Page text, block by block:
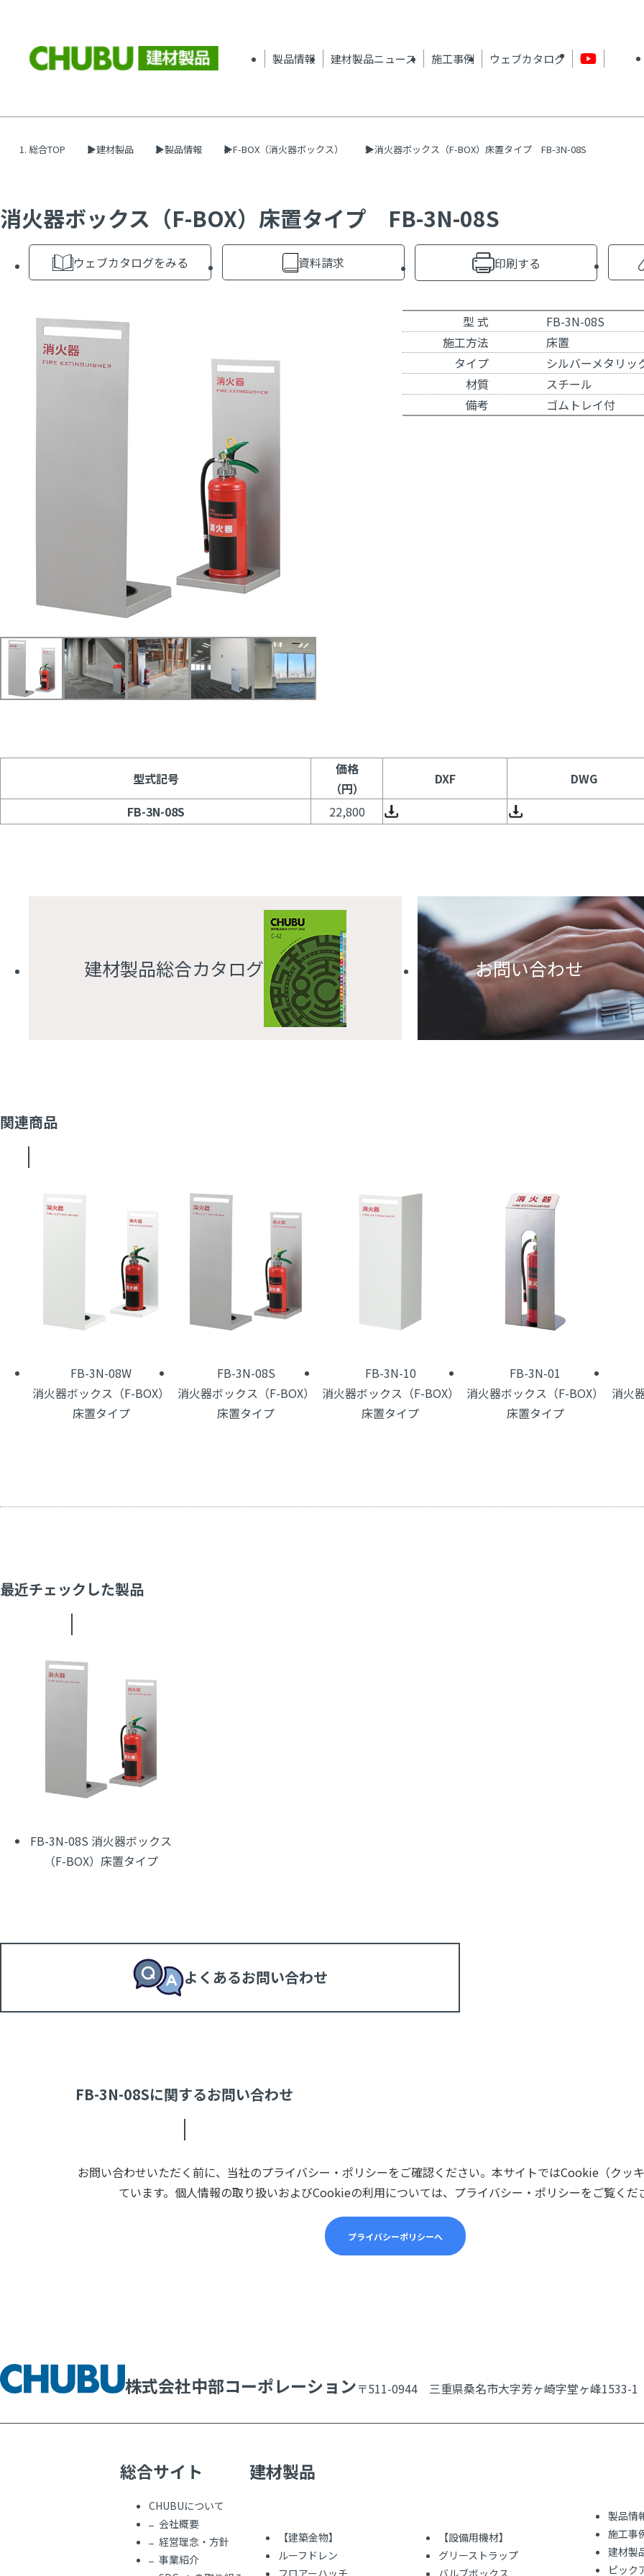
製品情報 建材製品ニュース 施工事例 ウェブカタログ
総合TOP 建材製品 製品情報 F-BOX（消火器ボックス） 消火器ボックス（F-BOX）床置タイプ FB-3N-08S
消火器ボックス（F-BOX）床置タイプ FB-3N-08S
ウェブカタログをみる 資料請求 印刷する
型 式
FB-3N-08S
施工方法
床置
タイプ
シルバーメタリッ
材質
スチール
備考
ゴムトレイ付
型式記号
価格
（円）
DXF
DWG
FB-3N-08S
22,800
建材製品総合カタログ お問い合わせ
関連商品
FB-3N-08W
消火器ボックス（F-BOX）
床置タイプ
FB-3N-08S
消火器ボックス（F-BOX）
床置タイプ
FB-3N-10
消火器ボックス（F-BOX）
床置タイプ
FB-3N-01
消火器ボックス（F-BOX）
床置タイプ
消火
最近チェックした製品
FB-3N-08S 消火器ボックス
（F-BOX）床置タイプ
よくあるお問い合わせ
FB-3N-08Sに関するお問い合わせ
お問い合わせいただく前に、当社のプライバシー・ポリシーをご確認ください。本サイトではCookie（クッ
ています。個人情報の取り扱いおよびCookieの利用については、プライバシー・ポリシーをご覧くだ
プライバシーポリシーへ
株式会社中部コーポレーション〒511-0944 三重県桑名市大字芳ヶ崎字堂ヶ峰1533-1
総合サイト
CHUBUについて
会社概要
経営理念・方針
事業紹介
建材製品
【建築金物】
ルーフドレン
【設備用機材】
グリーストラップ
製品情
施工事
建材製
ピック